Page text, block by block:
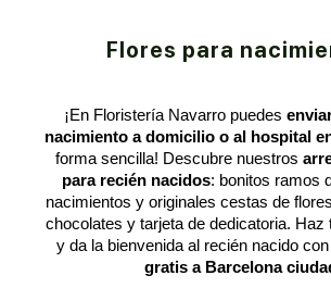
Flores para
¡En Floristería Navarro puedes
nacimiento a domicilio o al hospital
forma sencilla! Descubre nuestros
para recién nacidos: bonitos ramos
nacimientos y originales cestas de
chocolates y tarjeta de dedicatoria. Haz
y da la bienvenida al recién nacido
gratis a Barcelona